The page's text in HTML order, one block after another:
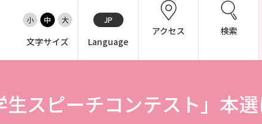
検索
アクセス
Language
JP
CH（中国語）
文字サイズ
小 中 大
スピーチコンテスト」本